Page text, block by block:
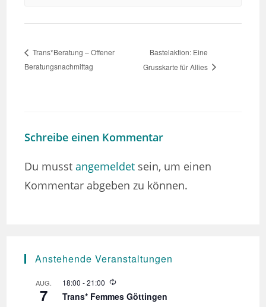
Trans*Beratung – Offener
Beratungsnachmittag
Bastelaktion: Eine
Grusskarte für Allies
Schreibe einen Kommentar
Du musstangemeldet sein, um einen
Kommentar abgeben zu können.
Anstehende Veranstaltungen
AUG.
7
18:00 -21:00
W
e
Trans* Femmes Göttingen